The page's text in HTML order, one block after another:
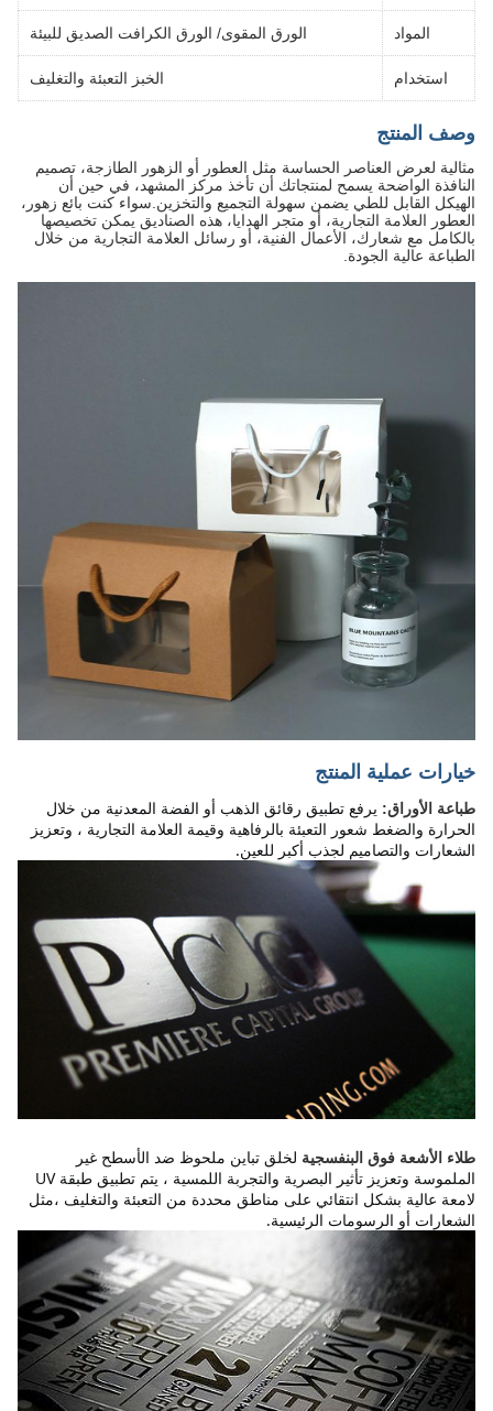
المواد الورق المقوى/ الورق الكرافت الصديق للبيئة
استخدام الخبز التعبئة والتغليف
وصف المنتج
مثالية لعرض العناصر الحساسة مثل العطور أو الزهور الطازجة، تصميم
النافذة الواضحة يسمح لمنتجاتك أن تأخذ مركز المشهد، في حين أن
الهيكل القابل للطي يضمن سهولة التجميع والتخزين.سواء كنت بائع زهور،
العطور العلامة التجارية، أو متجر الهدايا، هذه الصناديق يمكن تخصيصها
بالكامل مع شعارك، الأعمال الفنية، أو رسائل العلامة التجارية من خلال
الطباعة عالية الجودة.
خيارات عملية المنتج
طباعة الأوراق: يرفع تطبيق رقائق الذهب أو الفضة المعدنية من خلال
الحرارة والضغط شعور التعبئة بالرفاهية وقيمة العلامة التجارية ، وتعزيز
الشعارات والتصاميم لجذب أكبر للعين.
طلاء الأشعة فوق البنفسجية لخلق تباين ملحوظ ضد الأسطح غير
الملموسة وتعزيز تأثير البصرية والتجربة اللمسية ، يتم تطبيق طبقة UV
لامعة عالية بشكل انتقائي على مناطق محددة من التعبئة والتغليف ،مثل
الشعارات أو الرسومات الرئيسية.